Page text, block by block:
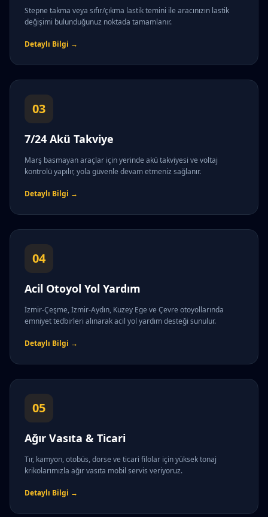
Stepne takma veya sıfır/çıkma lastik temini ile aracınızın lastik
değişimi bulunduğunuz noktada tamamlanır.
Detaylı Bilgi →
03
7/24 Akü Takviye
Marş basmayan araçlar için yerinde akü takviyesi ve voltaj
kontrolü yapılır, yola güvenle devam etmeniz sağlanır.
Detaylı Bilgi →
04
Acil Otoyol Yol Yardım
İzmir-Çeşme, İzmir-Aydın, Kuzey Ege ve Çevre otoyollarında
emniyet tedbirleri alınarak acil yol yardım desteği sunulur.
Detaylı Bilgi →
05
Ağır Vasıta & Ticari
Tır, kamyon, otobüs, dorse ve ticari filolar için yüksek tonaj
krikolarımızla ağır vasıta mobil servis veriyoruz.
Detaylı Bilgi →